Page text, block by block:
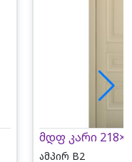
მდფ კარი
ამპირ B2